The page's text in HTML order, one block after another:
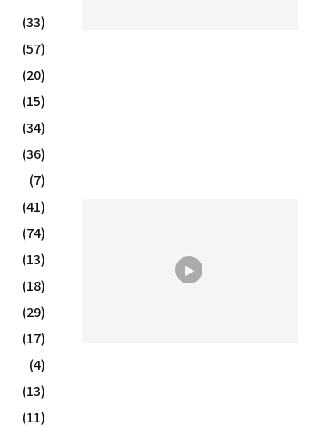
(33)
(57)
(20)
(15)
(34)
(36)
(7)
(41)
(74)
(13)
(18)
(29)
(17)
(4)
(13)
(11)